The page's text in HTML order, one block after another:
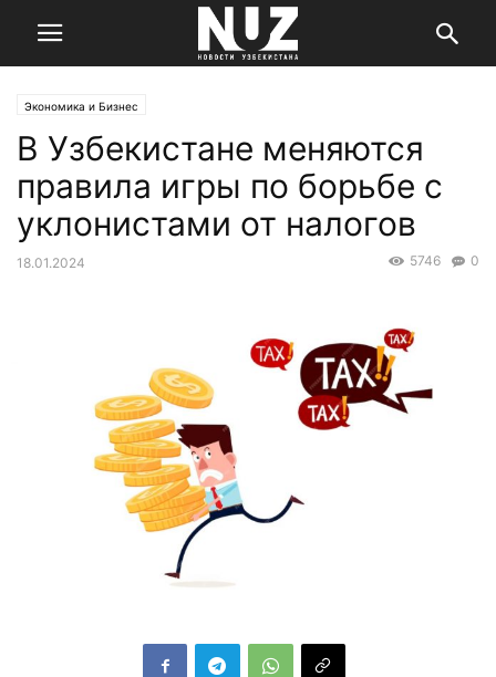
Экономика и Бизнес
В Узбекистане меняются
правила игры по борьбе с
уклонистами от налогов
18.01.2024 0
5746